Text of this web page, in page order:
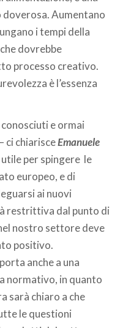
Aumentano
i tempi della
dovrebbe
processo creativo.
è l’essenza
e ormai
ci chiarisceEmanuele
utile per spingere le
europeo, e di
ai nuovi
restrittiva dal punto di
nostro settore deve
positivo.
anche a una
normativo, in quanto
sarà chiaro a che
le questioni